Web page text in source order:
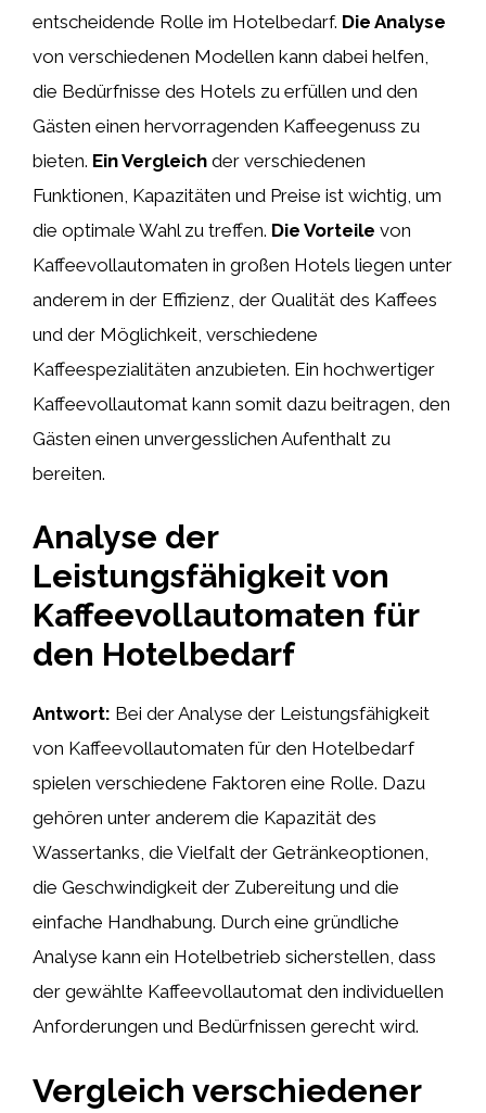
entscheidende Rolle im Hotelbedarf. Die Analyse
von verschiedenen Modellen kann dabei helfen,
die Bedürfnisse des Hotels zu erfüllen und den
Gästen einen hervorragenden Kaffeegenuss zu
bieten. Ein Vergleich der verschiedenen
Funktionen, Kapazitäten und Preise ist wichtig, um
die optimale Wahl zu treffen. Die Vorteile von
Kaffeevollautomaten in großen Hotels liegen unter
anderem in der Effizienz, der Qualität des Kaffees
und der Möglichkeit, verschiedene
Kaffeespezialitäten anzubieten. Ein hochwertiger
Kaffeevollautomat kann somit dazu beitragen, den
Gästen einen unvergesslichen Aufenthalt zu
bereiten.
Analyse der
Leistungsfähigkeit von
Kaffeevollautomaten für
den Hotelbedarf
Antwort: Bei der Analyse der Leistungsfähigkeit
von Kaffeevollautomaten für den Hotelbedarf
spielen verschiedene Faktoren eine Rolle. Dazu
gehören unter anderem die Kapazität des
Wassertanks, die Vielfalt der Getränkeoptionen,
die Geschwindigkeit der Zubereitung und die
einfache Handhabung. Durch eine gründliche
Analyse kann ein Hotelbetrieb sicherstellen, dass
der gewählte Kaffeevollautomat den individuellen
Anforderungen und Bedürfnissen gerecht wird.
Vergleich verschiedener